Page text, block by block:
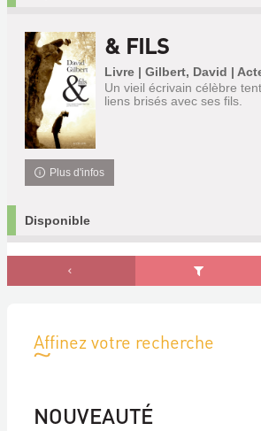
& FILS
Livre | Gilbert, David |
Un vieil écrivain célèbre
liens brisés avec ses fils.
Plus d'infos
Disponible
Affinez votre recherche
NOUVEAUTÉ